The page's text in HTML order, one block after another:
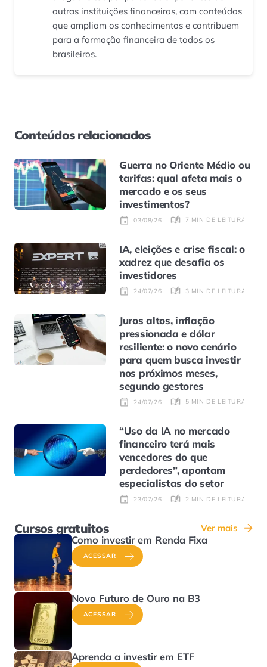
outras instituições financeiras, com conteúdos
que ampliam os conhecimentos e contribuem
para a formação financeira de todos os
brasileiros.
Conteúdos relacionados
Guerra no Oriente Médio ou
tarifas: qual afeta mais o
mercado e os seus
investimentos?
03/08/26 7 MIN DE LEITURA
IA, eleições e crise fiscal: o
xadrez que desafia os
investidores
24/07/26 3 MIN DE LEITURA
Juros altos, inflação
pressionada e dólar
resiliente: o novo cenário
para quem busca investir
nos próximos meses,
segundo gestores
24/07/26 5 MIN DE LEITURA
“Uso da IA no mercado
financeiro terá mais
vencedores do que
perdedores”, apontam
especialistas do setor
23/07/26 2 MIN DE LEITURA
Cursos gratuitos Ver mais
Como investir em Renda Fixa
ACESSAR
Novo Futuro de Ouro na B3
ACESSAR
Aprenda a investir em ETF